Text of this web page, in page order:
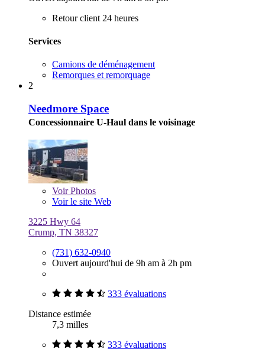
Retour client 24 heures
Services
Camions de déménagement
Remorques et remorquage
2
Needmore Space
Concessionnaire U-Haul dans le voisinage
VoirPhotos
Voir le site Web
3225 Hwy 64
Crump, TN 38327
(731) 632-0940
Ouvert aujourd'hui de 9h am à 2h pm
333 évaluations
Distance estimée
7,3 milles
333 évaluations